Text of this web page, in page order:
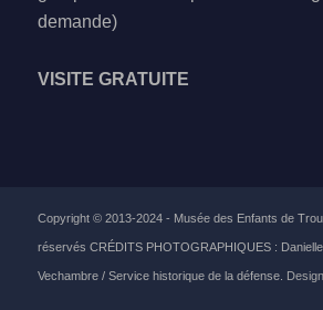
demande)
VISITE GRATUITE
Copyright © 2013-2024 - Musée des Enfants de
réservés CRÉDITS PHOTOGRAPHIQUES :
Vechambre / Service historique de la défense.